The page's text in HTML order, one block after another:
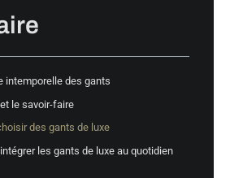
intemporelle des gants
le savoir-faire
des gants de luxe
les gants de luxe au quotidien